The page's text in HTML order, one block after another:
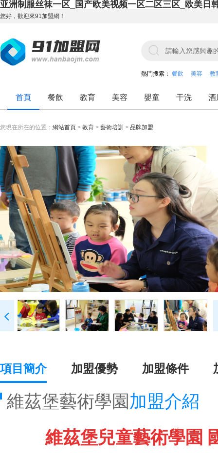
亚洲制服丝袜一区_国产欧美视频一区二区三区_欧美日
您好，歡迎來91加盟網！
熱門搜索： 餐飲 美容 教
首頁 餐飲 教育 美容 嬰童 干洗 酒
您現在所在的位置： 網站首頁 > 教育 > 藝術培訓 > 品牌加盟
項目簡介 加盟優勢 加盟條件
維茲堡藝術學園加盟介紹
維茲堡兒童藝術學園